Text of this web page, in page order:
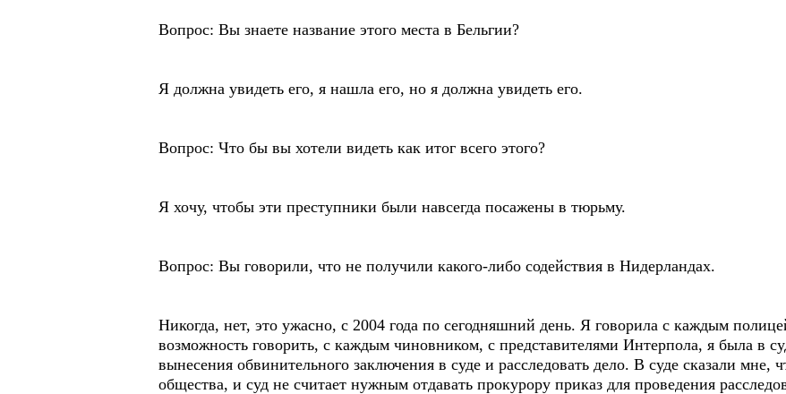
Вопрос: Вы знаете название этого места в Бельгии?
Я должна увидеть его, я нашла его, но я должна увидеть его.
Вопрос: Что бы вы хотели видеть как итог всего этого?
Я хочу, чтобы эти преступники были навсегда посажены в тюрьму.
Вопрос: Вы говорили, что не получили какого-либо содействия в Нидерландах.
Никогда, нет, это ужасно, с 2004 года по сегодняшний день. Я говорила с каждым
возможность говорить, с каждым чиновником, с представителями Интерпола, я была в
вынесения обвинительного заключения в суде и расследовать дело. В суде сказали мне,
общества, и суд не считает нужным отдавать прокурору приказ для проведения